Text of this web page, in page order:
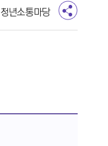
청년소통마당